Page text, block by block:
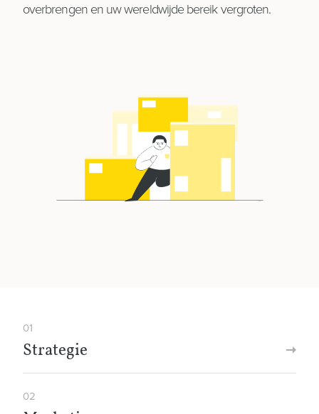
overbrengen en uw wereldwijde bereik vergroten.
01
Strategie
02